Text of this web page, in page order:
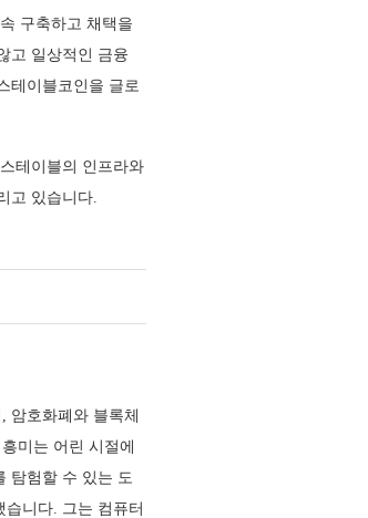
구축하고 채택을
고 일상적인 금융
테이블코인을 글로
테이블의 인프라와
고 있습니다.
암호화폐와 블록체
미는 어린 시절에
탐험할 수 있는 도
니다. 그는 컴퓨터